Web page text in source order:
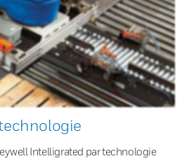
Intelligrated par technologie